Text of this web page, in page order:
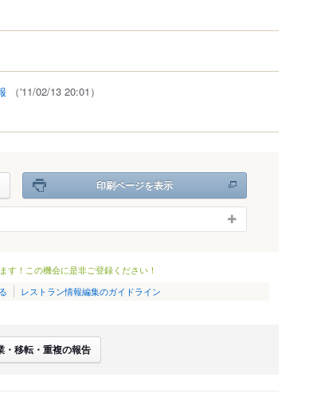
（'11/02/13 20:01）
印刷ページを表示
す！この機会に是非ご登録ください！
レストラン情報編集のガイドライン
・移転・重複の報告